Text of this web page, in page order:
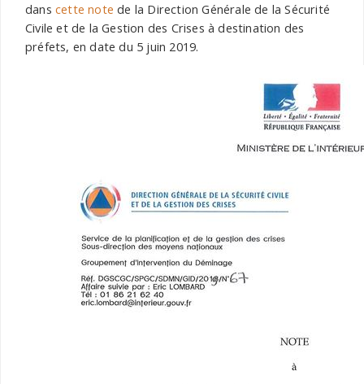
dans cette note de la Direction Générale de la Sécurité
Civile et de la Gestion des Crises à destination des
préfets, en date du 5 juin 2019.